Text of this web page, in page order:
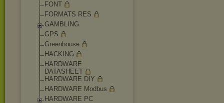
FONT
FORMATS RES
GAMBLING
GPS
Greenhouse
HACKING
HARDWARE
DATASHEET
HARDWARE DIY
HARDWARE Modbus
HARDWARE PC